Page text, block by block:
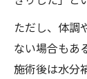
ただし、体調
ない場合もあ
施術後は水分